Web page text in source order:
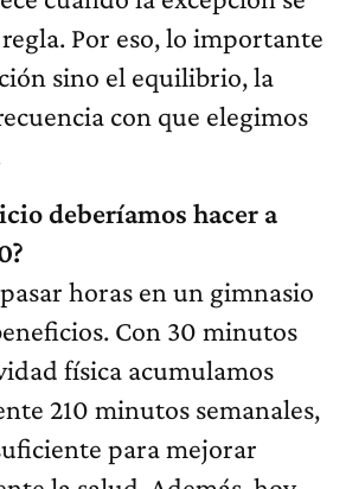
Por eso, lo importante
sino el equilibrio, la
con que elegimos
deberíamos hacer a
horas en un gimnasio
Con 30 minutos
física acumulamos
210 minutos semanales,
para mejorar